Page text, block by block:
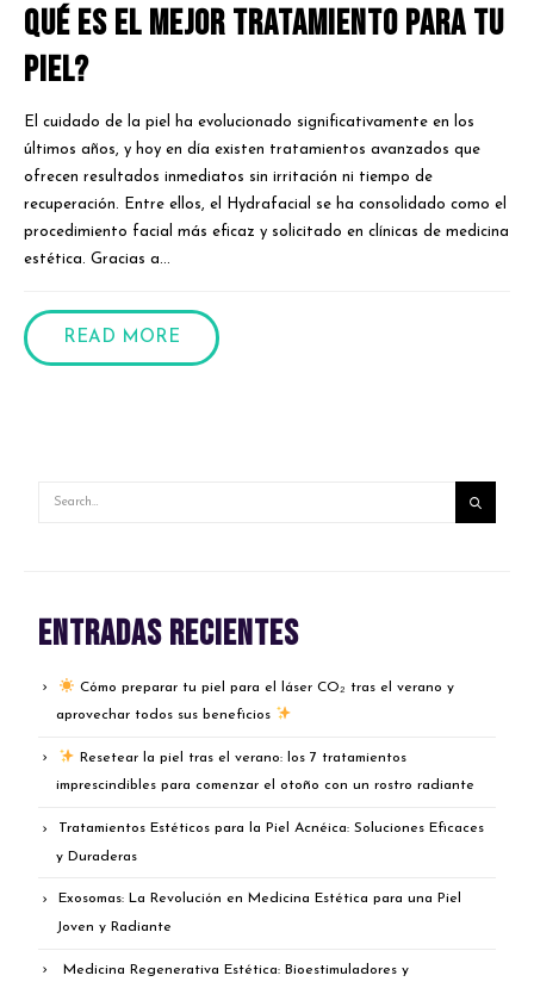
qué es el Mejor Tratamiento para Tu
Piel?
El cuidado de la piel ha evolucionado significativamente en los
últimos años, y hoy en día existen tratamientos avanzados que
ofrecen resultados inmediatos sin irritación ni tiempo de
recuperación. Entre ellos, el Hydrafacial se ha consolidado como el
procedimiento facial más eficaz y solicitado en clínicas de medicina
estética. Gracias a...
READ MORE
Entradas recientes
Cómo preparar tu piel para el láser CO₂ tras el verano y
aprovechar todos sus beneficios
Resetear la piel tras el verano: los 7 tratamientos
imprescindibles para comenzar el otoño con un rostro radiante
Tratamientos Estéticos para la Piel Acnéica: Soluciones Eficaces
y Duraderas
Exosomas: La Revolución en Medicina Estética para una Piel
Joven y Radiante
Medicina Regenerativa Estética: Bioestimuladores y